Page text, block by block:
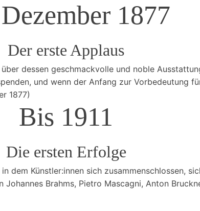
1877
Der erste Applaus
dessen geschmackvolle und noble
und wenn der Anfang zur Vorbedeutung
1877)
Bis 1911
Die ersten Erfolge
dem Künstler:innen sich zusammenschlossen,
Brahms, Pietro Mascagni, Anton